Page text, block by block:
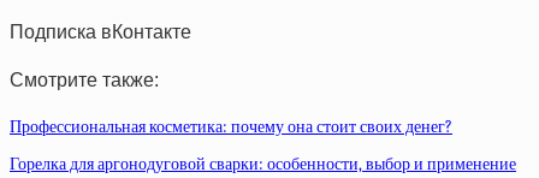
Подписка вКонтакте
Смотрите также:
Профессиональная косметика: почему она стоит своих денег?
Горелка для аргонодуговой сварки: особенности, выбор и применение